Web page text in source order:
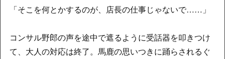
「そこを何とかするのが、店長の仕事じゃないで……」
コンサル野郎の声を途中で遮るように受話器を叩きつけ
て、大人の対応は終了。馬鹿の思いつきに踊らされるぐ